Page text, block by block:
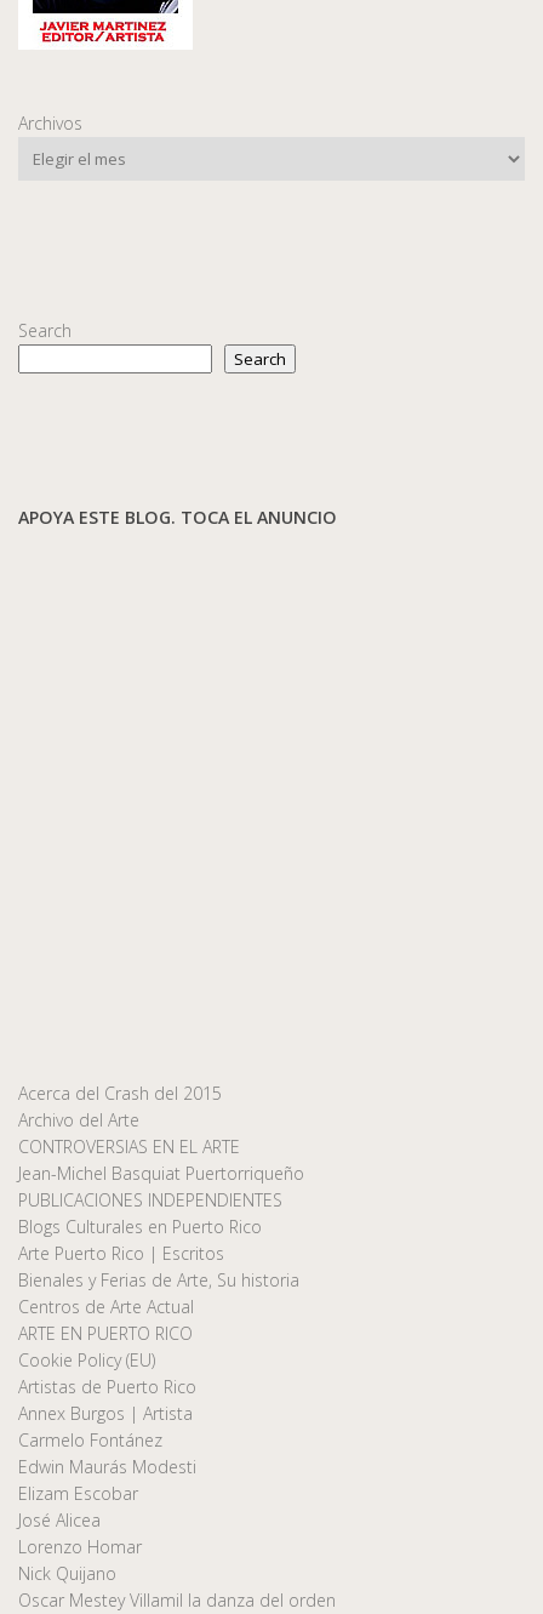
Archivos
Search
Search
APOYA ESTE BLOG. TOCA EL ANUNCIO
Acerca del Crash del 2015
Archivo del Arte
CONTROVERSIAS EN EL ARTE
Jean-Michel Basquiat Puertorriqueño
PUBLICACIONES INDEPENDIENTES
Blogs Culturales en Puerto Rico
Arte Puerto Rico | Escritos
Bienales y Ferias de Arte, Su historia
Centros de Arte Actual
ARTE EN PUERTO RICO
Cookie Policy (EU)
Artistas de Puerto Rico
Annex Burgos | Artista
Carmelo Fontánez
Edwin Maurás Modesti
Elizam Escobar
José Alicea
Lorenzo Homar
Nick Quijano
Oscar Mestey Villamil la danza del orden